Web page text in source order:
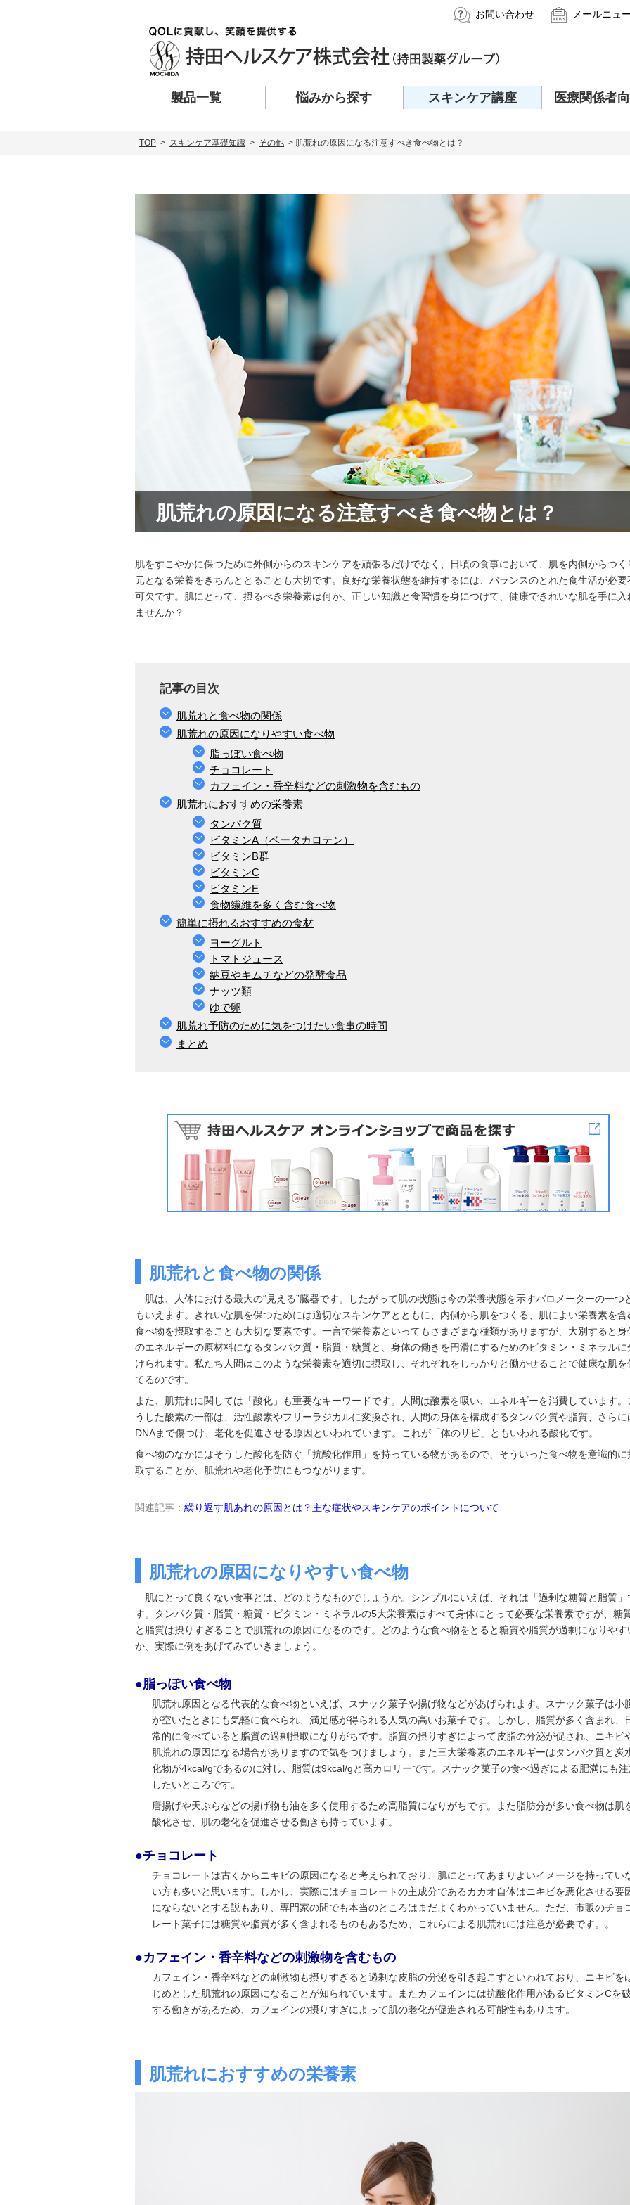
お問い合わせ メールニュ
製品一覧 悩みから探す スキンケア講座 医療関係者
TOP > スキンケア基礎知識 > その他 > 肌荒れの原因になる注意すべき食べ物とは？
肌荒れの原因になる注意すべき食べ物とは？
肌をすこやかに保つために外側からのスキンケアを頑張るだけでなく、日頃の食事において、肌を内側からつく
元となる栄養をきちんととることも大切です。良好な栄養状態を維持するには、バランスのとれた食生活が必要
可欠です。肌にとって、摂るべき栄養素は何か、正しい知識と食習慣を身につけて、健康できれいな肌を手に入
ませんか？
記事の目次
肌荒れと食べ物の関係
肌荒れの原因になりやすい食べ物
脂っぽい食べ物
チョコレート
カフェイン・香辛料などの刺激物を含むもの
肌荒れにおすすめの栄養素
タンパク質
ビタミンA（ベータカロテン）
ビタミンB群
ビタミンC
ビタミンE
食物繊維を多く含む食べ物
簡単に摂れるおすすめの食材
ヨーグルト
トマトジュース
納豆やキムチなどの発酵食品
ナッツ類
ゆで卵
肌荒れ予防のために気をつけたい食事の時間
まとめ
肌荒れと食べ物の関係
肌は、人体における最大の“見える”臓器です。したがって肌の状態は今の栄養状態を示すバロメーターの一つ
もいえます。きれいな肌を保つためには適切なスキンケアとともに、内側から肌をつくる、肌によい栄養素を含
食べ物を摂取することも大切な要素です。一言で栄養素といってもさまざまな種類がありますが、大別すると身
のエネルギーの原材料になるタンパク質・脂質・糖質と、身体の働きを円滑にするためのビタミン・ミネラルに
けられます。私たち人間はこのような栄養素を適切に摂取し、それぞれをしっかりと働かせることで健康な肌を
てるのです。
また、肌荒れに関しては「酸化」も重要なキーワードです。人間は酸素を吸い、エネルギーを消費しています。
うした酸素の一部は、活性酸素やフリーラジカルに変換され、人間の身体を構成するタンパク質や脂質、さらに
DNAまで傷つけ、老化を促進させる原因といわれています。これが「体のサビ」ともいわれる酸化です。
食べ物のなかにはそうした酸化を防ぐ「抗酸化作用」を持っている物があるので、そういった食べ物を意識的に
取することが、肌荒れや老化予防にもつながります。
関連記事： 繰り返す肌あれの原因とは？主な症状やスキンケアのポイントについて
肌荒れの原因になりやすい食べ物
肌にとって良くない食事とは、どのようなものでしょうか。シンプルにいえば、それは「過剰な糖質と脂質」
す。タンパク質・脂質・糖質・ビタミン・ミネラルの5大栄養素はすべて身体にとって必要な栄養素ですが、糖
と脂質は摂りすぎることで肌荒れの原因になるのです。どのような食べ物をとると糖質や脂質が過剰になりやす
か、実際に例をあげてみていきましょう。
●脂っぽい食べ物
肌荒れ原因となる代表的な食べ物といえば、スナック菓子や揚げ物などがあげられます。スナック菓子は小
が空いたときにも気軽に食べられ、満足感が得られる人気の高いお菓子です。しかし、脂質が多く含まれ、
常的に食べていると脂質の過剰摂取になりがちです。脂質の摂りすぎによって皮脂の分泌が促され、ニキビ
肌荒れの原因になる場合がありますので気をつけましょう。また三大栄養素のエネルギーはタンパク質と炭
化物が4kcal/gであるのに対し、脂質は9kcal/gと高カロリーです。スナック菓子の食べ過ぎによる肥満にも
したいところです。
唐揚げや天ぷらなどの揚げ物も油を多く使用するため高脂質になりがちです。また脂肪分が多い食べ物は肌
酸化させ、肌の老化を促進させる働きも持っています。
●チョコレート
チョコレートは古くからニキビの原因になると考えられており、肌にとってあまりよいイメージを持ってい
い方も多いと思います。しかし、実際にはチョコレートの主成分であるカカオ自体はニキビを悪化させる要
にならないとする説もあり、専門家の間でも本当のところはまだよくわかっていません。ただ、市販のチョ
レート菓子には糖質や脂質が多く含まれるものもあるため、これらによる肌荒れには注意が必要です。。
●カフェイン・香辛料などの刺激物を含むもの
カフェイン・香辛料などの刺激物も摂りすぎると過剰な皮脂の分泌を引き起こすといわれており、ニキビを
じめとした肌荒れの原因になることが知られています。またカフェインには抗酸化作用があるビタミンCを
する働きがあるため、カフェインの摂りすぎによって肌の老化が促進される可能性もあります。
肌荒れにおすすめの栄養素